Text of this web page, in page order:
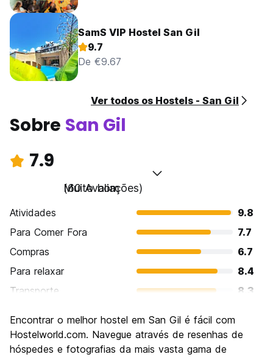
SamS VIP Hostel San Gil
9.7
De €9.67
Ver todos os Hostels - San Gil
Sobre San Gil
7.9
Muito bom
(60 Avaliações)
Atividades
9.8
Para Comer Fora
7.7
Compras
6.7
Para relaxar
8.4
Transporte
8.3
Cultura
7.2
Festas / vida noturna
Encontrar o melhor hostel em San Gil é fácil com
Hostelworld.com. Navegue através de resenhas de
hóspedes e fotografias da mais vasta gama de